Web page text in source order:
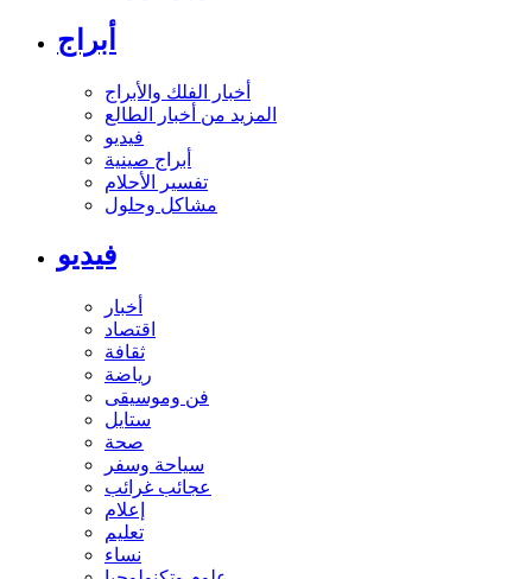
أبراج
أخبار الفلك والأبراج
المزيد من أخبار الطالع
فيديو
أبراج صينية
تفسير الأحلام
مشاكل وحلول
فيديو
أخبار
اقتصاد
ثقافة
رياضة
فن وموسيقى
ستايل
صحة
سياحة وسفر
عجائب غرائب
إعلام
تعليم
نساء